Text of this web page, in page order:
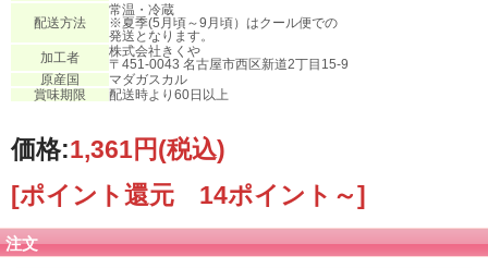
配送方法
常温・冷蔵
※夏季(5月頃～9月頃）はクール便での
発送となります。
加工者
株式会社きくや
〒451-0043 名古屋市西区新道2丁目15-9
原産国
マダガスカル
賞味期限
配送時より60日以上
価格:1,361円(税込)
[ポイント還元 14ポイント～]
注文